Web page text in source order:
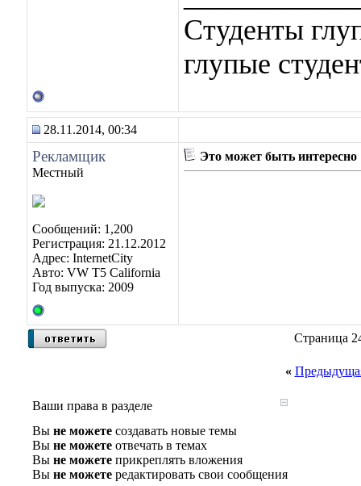
Студенты
глупые
28.11.2014, 00:34
Рекламщик
Местный
Сообщений: 1,200
Регистрация: 21.12.2012
Адрес: InternetCity
Авто: VW T5 California
Год выпуска: 2009
Это может быть интересно
Страница
«
Ваши права в разделе
Вы не можете создавать новые темы
Вы не можете отвечать в темах
Вы не можете прикреплять вложения
Вы не можете редактировать свои сообщения